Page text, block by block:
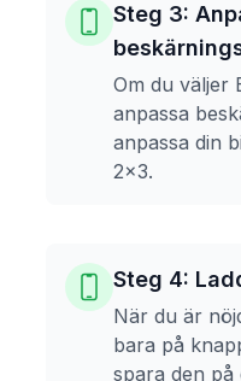
Steg 3:
Om du väljer
anpassa
anpassa din
2x3.
Steg 4:
När du är
bara på
spara den på